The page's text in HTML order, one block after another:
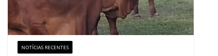
NOTÍCIAS RECENTES